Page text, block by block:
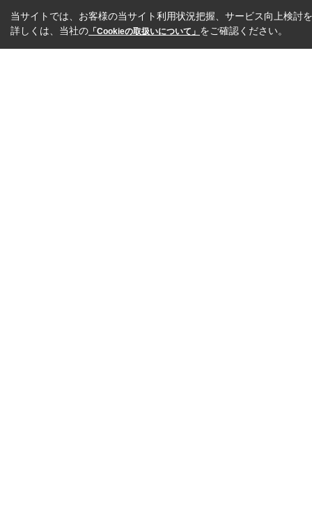
当サイトでは、お客様の当サイト利用状況把握、サービス向上検討
詳しくは、当社の 「Cookieの取扱いについて」 をご確認ください。